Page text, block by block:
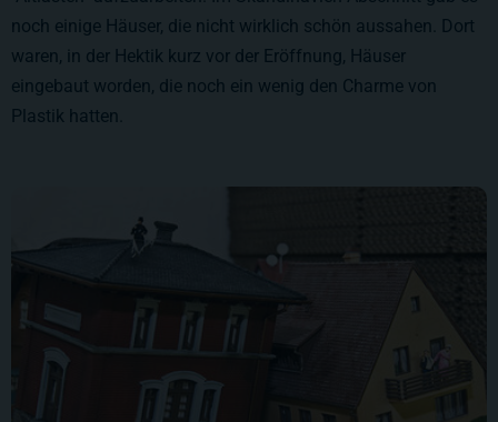
noch einige Häuser, die nicht wirklich schön aussahen. Dort
waren, in der Hektik kurz vor der Eröffnung, Häuser
eingebaut worden, die noch ein wenig den Charme von
Plastik hatten.